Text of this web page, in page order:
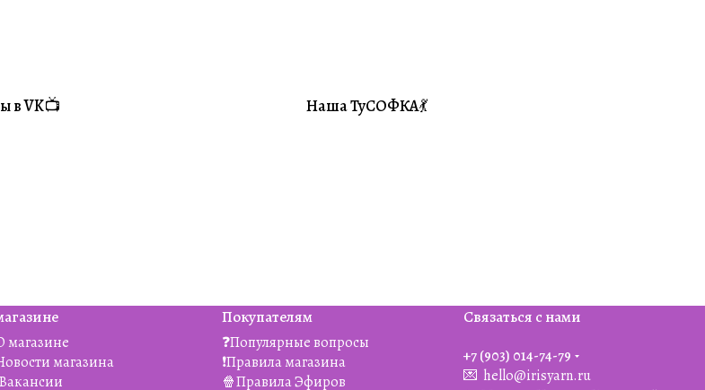
в VK📺 #Совместники
Наша ТуСОФКА💃
магазине
магазина
Покупателям
❓Популярные вопросы
❗️Правила магазина
🍿Правила Эфиров
Связаться с нами
+7 (903) 014-74-79‬
💌 hello@irisyarn.ru